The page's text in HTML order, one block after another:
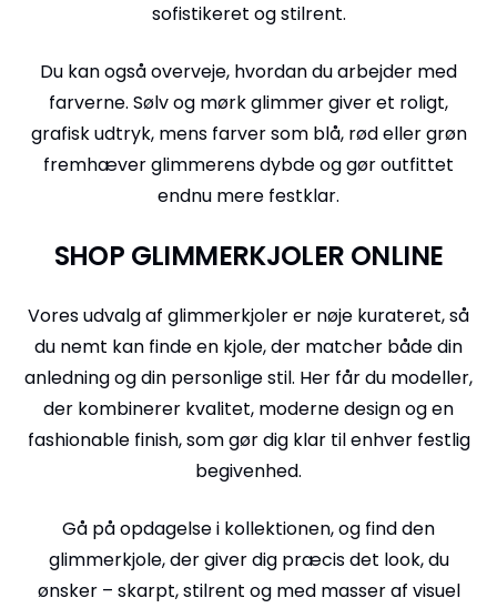
sofistikeret og stilrent.
Du kan også overveje, hvordan du arbejder med
farverne. Sølv og mørk glimmer giver et roligt,
grafisk udtryk, mens farver som blå, rød eller grøn
fremhæver glimmerens dybde og gør outfittet
endnu mere festklar.
SHOP GLIMMERKJOLER ONLINE
Vores udvalg af glimmerkjoler er nøje kurateret, så
du nemt kan finde en kjole, der matcher både din
anledning og din personlige stil. Her får du modeller,
der kombinerer kvalitet, moderne design og en
fashionable finish, som gør dig klar til enhver festlig
begivenhed.
Gå på opdagelse i kollektionen, og find den
glimmerkjole, der giver dig præcis det look, du
ønsker – skarpt, stilrent og med masser af visuel